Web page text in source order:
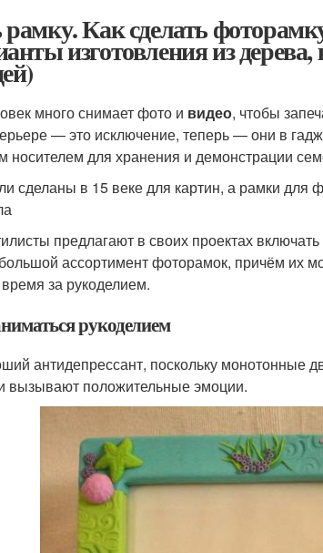
рамку. Как сделать
изготовления из
много снимает фото и видео, чтобы
— это исключение, теперь — они в
носителем для хранения и демонстрации
сделаны в 15 веке для картин, а рамки для
предлагают в своих проектах
ассортимент фоторамок, причём их
за рукоделием.
рукоделием
антидепрессант, поскольку монотонные
вызывают положительные эмоции.